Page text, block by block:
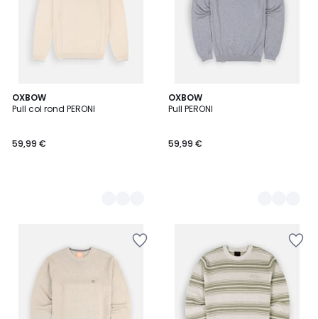
OXBOW
Pull col rond PERONI
59,99 €
2
Couleurs
OXBOW
Pull PERONI
59,99 €
2
Couleurs